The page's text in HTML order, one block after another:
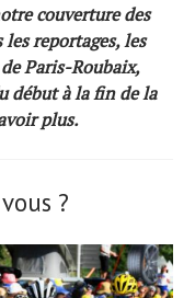
couverture des
reportages, les
Paris-Roubaix,
début à la fin de la
plus.
?